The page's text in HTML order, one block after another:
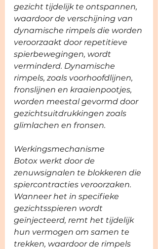
gezicht tijdelijk te ontspannen,
waardoor de verschijning van
dynamische rimpels die worden
veroorzaakt door repetitieve
spierbewegingen, wordt
verminderd. Dynamische
rimpels, zoals voorhoofdlijnen,
fronslijnen en kraaienpootjes,
worden meestal gevormd door
gezichtsuitdrukkingen zoals
glimlachen en fronsen.
Werkingsmechanisme
Botox werkt door de
zenuwsignalen te blokkeren die
spiercontracties veroorzaken.
Wanneer het in specifieke
gezichtsspieren wordt
geïnjecteerd, remt het tijdelijk
hun vermogen om samen te
trekken, waardoor de rimpels